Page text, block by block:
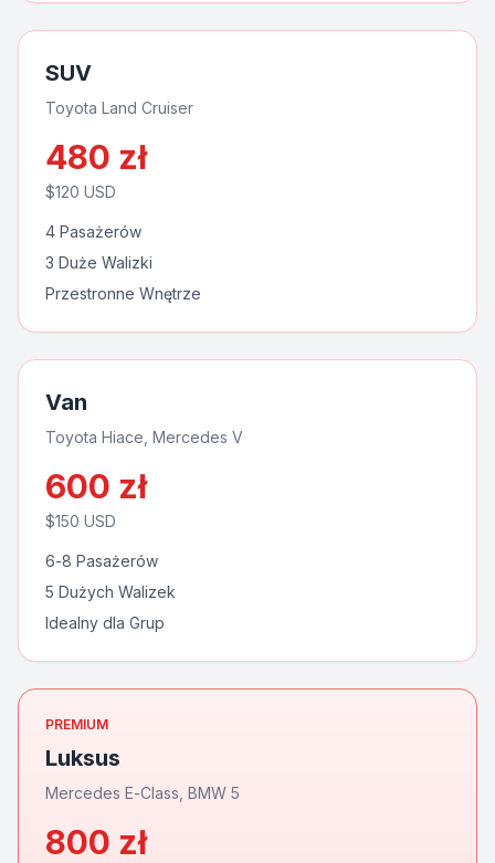
SUV
Toyota Land Cruiser
480 zł
$120 USD
4 Pasażerów
3 Duże Walizki
Przestronne Wnętrze
Van
Toyota Hiace, Mercedes V
600 zł
$150 USD
6-8 Pasażerów
5 Dużych Walizek
Idealny dla Grup
PREMIUM
Luksus
Mercedes E-Class, BMW 5
800 zł